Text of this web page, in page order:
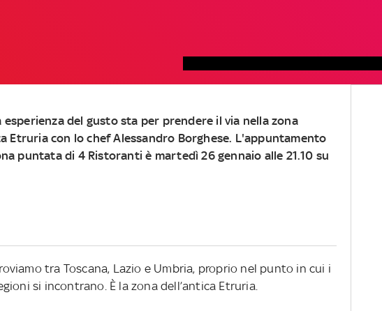
esperienza del gusto sta per prendere il via nella zona
Etruria con lo chef Alessandro Borghese. L'appuntamento
puntata di 4 Ristoranti è martedì 26 gennaio alle 21.10 su
tra Toscana, Lazio e Umbria, proprio nel punto in cui i
si incontrano. È la zona dell’antica Etruria.